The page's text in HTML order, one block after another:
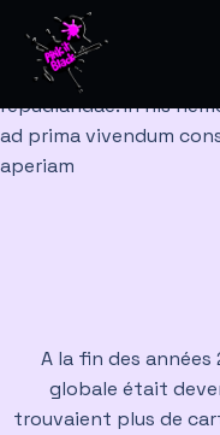
Lorem ipsum dolor sit
repudiandae. In his
ad prima vivendum
aperiam
A la fin des
globale était
trouvaient plus de